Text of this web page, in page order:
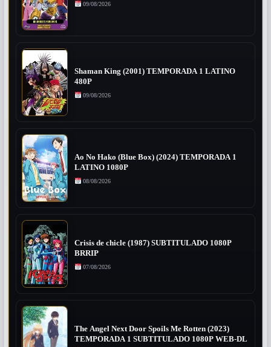
09/08/2026
Shaman King (2001) TEMPORADA 1 LATINO
480P
09/08/2026
Ao No Hako (Blue Box) (2024) TEMPORADA 1
LATINO 1080P
08/08/2026
Crisis de chicle (1987) SUBTITULADO 1080P
BRRIP
07/08/2026
The Angel Next Door Spoils Me Rotten (2023)
TEMPORADA 1 SUBTITULADO 1080P WEB-DL